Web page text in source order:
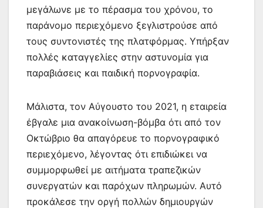
μεγάλωνε με το πέρασμα του χρόνου, το
παράνομο περιεχόμενο ξεγλιστρούσε από
τους συντονιστές της πλατφόρμας. Υπήρξαν
πολλές καταγγελίες στην αστυνομία για
παραβιάσεις και παιδική πορνογραφία.
Μάλιστα, τον Αύγουστο του 2021, η εταιρεία
έβγαλε μια ανακοίνωση-βόμβα ότι από τον
Οκτώβριο θα απαγόρευε το πορνογραφικό
περιεχόμενο, λέγοντας ότι επιδιώκει να
συμμορφωθεί με αιτήματα τραπεζικών
συνεργατών και παρόχων πληρωμών. Αυτό
προκάλεσε την οργή πολλών δημιουργών